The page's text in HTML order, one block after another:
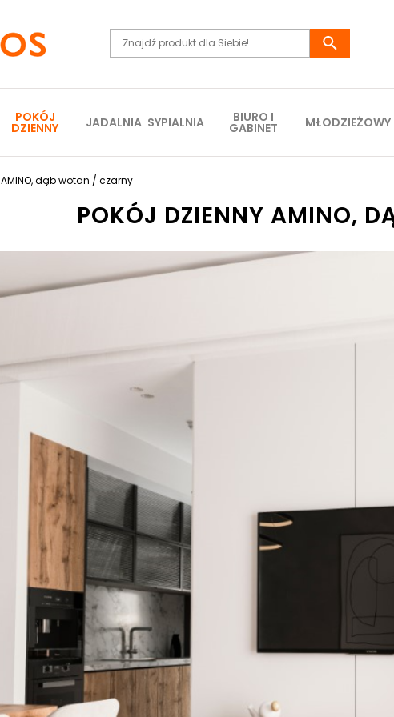
POKÓJ
DZIENNY JADALNIA SYPIALNIA BIURO I
GABINET MŁODZIEŻOWY
AMINO, dąb wotan / czarny
POKÓJ DZIENNY AMINO,